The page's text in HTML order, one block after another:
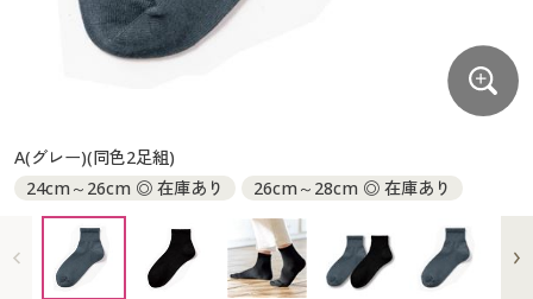
大きいサイズ レディース下着
大きいサイズ 事務・制服
シークレットセール
商品カテゴリ一覧
カタログ・チラシからのご注文
デジタルカタログ
カタログ無料プレゼント
大きいサイズ メンズ
カタログ
カタログ無料プレゼント
会員メニュー
A(グレー)(同色2足組)
24cm～26cm ◎ 在庫あり
26cm～28cm ◎ 在庫あり